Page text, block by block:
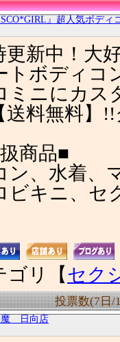
』超人気ボディ
更新中！大
トボディコ
ミニにカス
送料無料】
商品■
ン、水着、
ビキニ、セ
ゴリ【セク
投票数(7日/
魔 日向店